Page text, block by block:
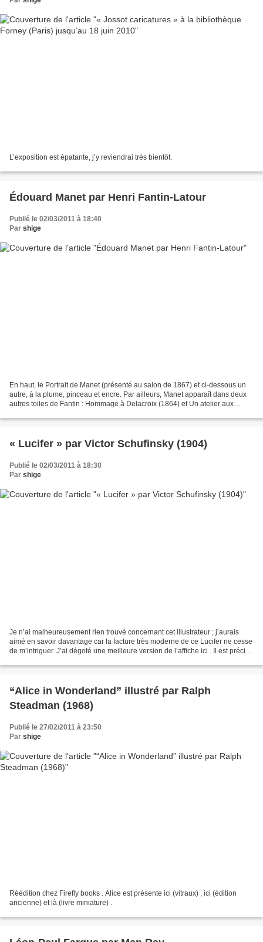
L’exposition est épatante, j’y reviendrai très bientôt.
Édouard Manet par Henri Fantin-Latour
Publié le 02/03/2011 à 18:40
Par shige
En haut, le Portrait de Manet (présenté au salon de 1867) et ci-dessous un
autre, à la plume, pinceau et encre. Par ailleurs, Manet apparaît dans deux
autres toiles de Fantin : Hommage à Delacroix (1864) et Un atelier aux
« Lucifer » par Victor Schufinsky (1904)
Publié le 02/03/2011 à 18:30
Par shige
Je n’ai malheureusement rien trouvé concernant cet illustrateur ; j’aurais
aimé en savoir davantage car la facture très moderne de ce Lucifer ne cesse
de m’intriguer. J’ai dégoté une meilleure version de l’affiche ici . Il est précisé
“Alice in Wonderland” illustré par Ralph
Steadman (1968)
Publié le 27/02/2011 à 23:50
Par shige
Réédition chez Firefly books . Alice est présente ici (vitraux) , ici (édition
ancienne) et là (livre miniature) .